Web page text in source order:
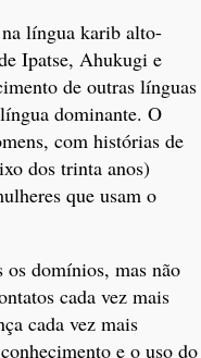
língua karib alto-
Ipatse, Ahukugi e
de outras línguas
dominante. O
com histórias de
dos trinta anos)
que usam o
domínios, mas não
cada vez mais
cada vez mais
e o uso do